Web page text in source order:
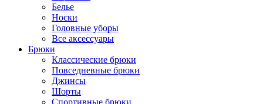
Белье
Носки
Головные уборы
Все аксессуары
Брюки
Классические брюки
Повседневные брюки
Джинсы
Шорты
Спортивные брюки